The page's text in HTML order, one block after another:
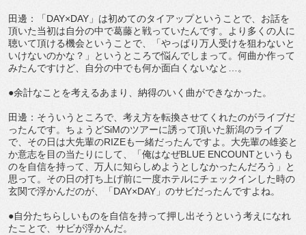
田邊：「DAY×DAY」は初めてのタイアップということで、お話を
頂いた当初は自分の中で葛藤と戦っていたんです。より多くの人に
聴いて頂ける機会ということで、「やっぱり万人受けを狙わないと
いけないのかな？」というところで悩んでしまって。何曲か作って
みたんですけど、自分の中でも何か面白くないなと…。
●余計なことを考えるあまり、納得のいく曲ができなかった。
田邊：そういうところで、考え方を転換させてくれたのがライブだ
ったんです。ちょうどSiMのツアーに誘って頂いた新潟のライブ
で、その日は大先輩のRIZEも一緒だったんですよ。大先輩の雄姿と
か意志を目の当たりにして、「俺はなぜBLUE ENCOUNTというも
のを自信を持って、万人に知らしめようとしなかったんだろう」と
思って。その日の打ち上げ前に一度ホテルにチェックインした時の
玄関で浮かんだのが、「DAY×DAY」のサビだったんですよね。
●自分たちらしいものを自信を持って押し出そうという考えになれ
たことで、サビが浮かんだ。